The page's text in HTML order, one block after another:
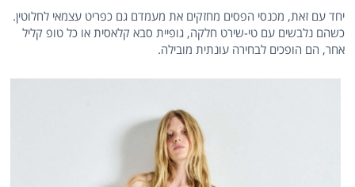
יחד עם זאת, מכנסי הפסים מחזקים את מעמדם גם כפריט עצמאי לחלוטין.
כשהם נלבשים עם טי-שירט חלקה, גופיית סבא קלאסית או כל טופ קליל
אחר, הם הופכים לבחירה עונתית מובילה.